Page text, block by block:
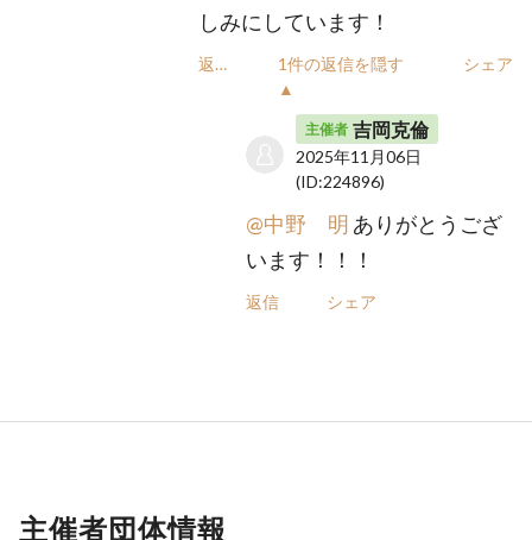
しみにしています！
返信
1件の返信を隠す
▲
シェア
主催者 吉岡克倫
2025年11月06日
(ID:224896)
@中野 明 ありがとうござ
います！！！
返信 シェア
主催者団体情報